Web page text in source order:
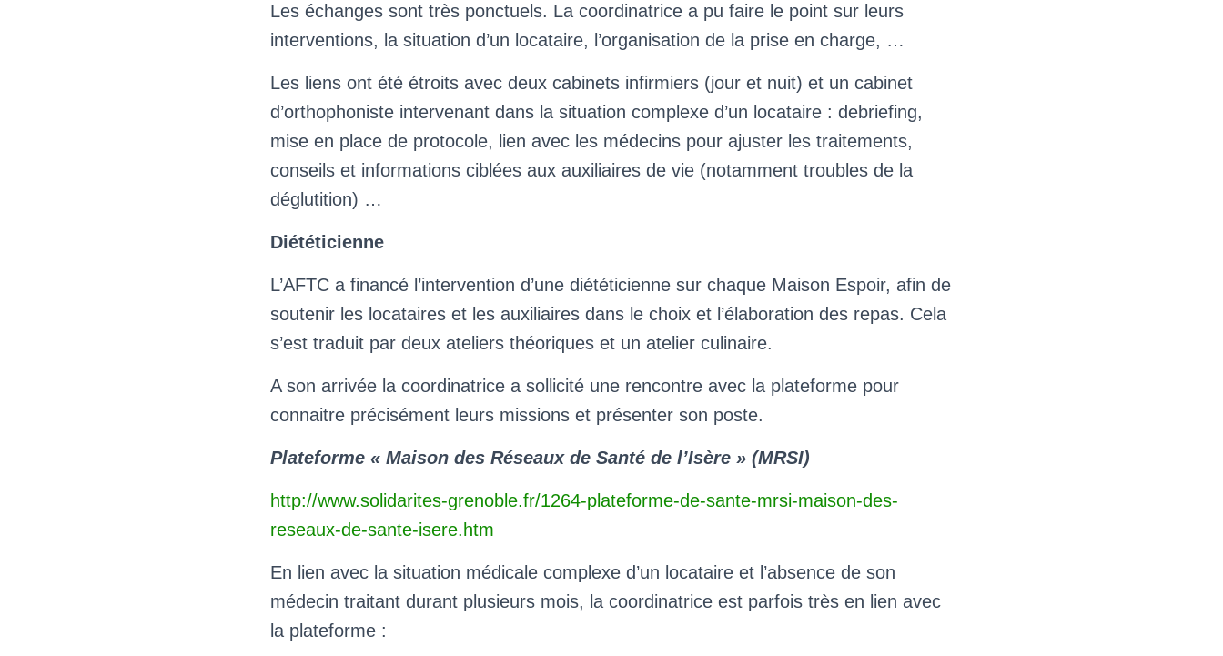
Les échanges sont très ponctuels. La coordinatrice a pu faire le point sur leurs
interventions, la situation d’un locataire, l’organisation de la prise en charge, …
Les liens ont été étroits avec deux cabinets infirmiers (jour et nuit) et un cabinet
d’orthophoniste intervenant dans la situation complexe d’un locataire : debriefing,
mise en place de protocole, lien avec les médecins pour ajuster les traitements,
conseils et informations ciblées aux auxiliaires de vie (notamment troubles de la
déglutition) …
Diététicienne
L’AFTC a financé l’intervention d’une diététicienne sur chaque Maison Espoir, afin de
soutenir les locataires et les auxiliaires dans le choix et l’élaboration des repas. Cela
s’est traduit par deux ateliers théoriques et un atelier culinaire.
A son arrivée la coordinatrice a sollicité une rencontre avec la plateforme pour
connaitre précisément leurs missions et présenter son poste.
Plateforme « Maison des Réseaux de Santé de l’Isère » (MRSI)
http://www.solidarites-grenoble.fr/1264-plateforme-de-sante-mrsi-maison-des-
reseaux-de-sante-isere.htm
En lien avec la situation médicale complexe d’un locataire et l’absence de son
médecin traitant durant plusieurs mois, la coordinatrice est parfois très en lien avec
la plateforme :